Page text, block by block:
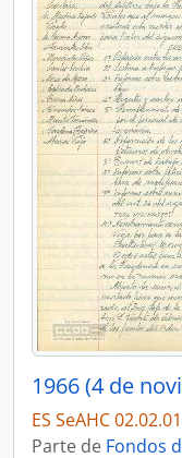
ES SeAHC
Parte de Fondos